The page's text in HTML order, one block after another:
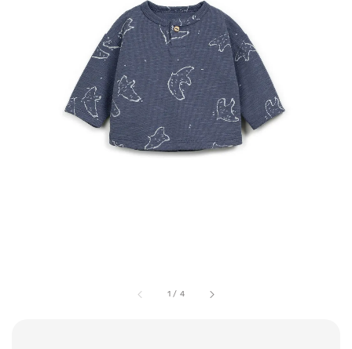
1 / 4